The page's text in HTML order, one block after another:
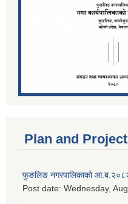
Plan and Project
फुङलिङ नगरपालिकाको
Post date: Wednesday,